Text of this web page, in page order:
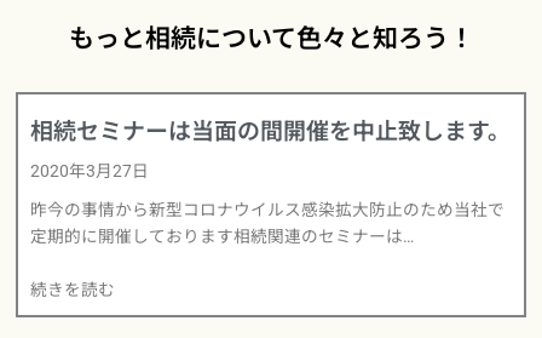
もっと相続について色々と知ろう！
相続セミナーは当面の間開催を中止致します。
2020年3月27日
昨今の事情から新型コロナウイルス感染拡大防止のため当社で
定期的に開催しております相続関連のセミナーは…
続きを読む